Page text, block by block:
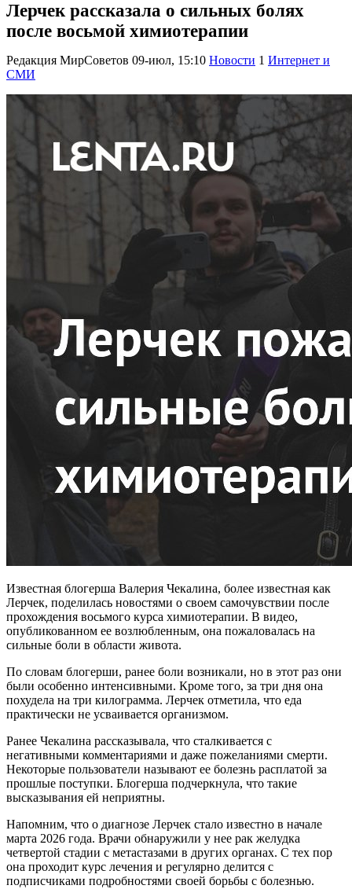
Лерчек рассказала о сильных болях
после восьмой химиотерапии
Редакция МирСоветов 09-июл, 15:10 Новости 1 Интернет и
СМИ
Известная блогерша Валерия Чекалина, более известная как
Лерчек, поделилась новостями о своем самочувствии после
прохождения восьмого курса химиотерапии. В видео,
опубликованном ее возлюбленным, она пожаловалась на
сильные боли в области живота.
По словам блогерши, ранее боли возникали, но в этот раз они
были особенно интенсивными. Кроме того, за три дня она
похудела на три килограмма. Лерчек отметила, что еда
практически не усваивается организмом.
Ранее Чекалина рассказывала, что сталкивается с
негативными комментариями и даже пожеланиями смерти.
Некоторые пользователи называют ее болезнь расплатой за
прошлые поступки. Блогерша подчеркнула, что такие
высказывания ей неприятны.
Напомним, что о диагнозе Лерчек стало известно в начале
марта 2026 года. Врачи обнаружили у нее рак желудка
четвертой стадии с метастазами в других органах. С тех пор
она проходит курс лечения и регулярно делится с
подписчиками подробностями своей борьбы с болезнью.